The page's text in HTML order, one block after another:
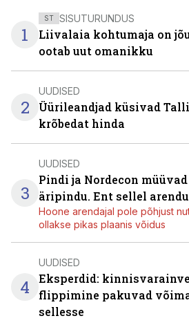
1
ST SISUTURUNDUS
Liivalaia kohtumaja on
ootab uut omanikku
2
UUDISED
Üürileandjad küsivad
krõbedat hinda
3
UUDISED
Pindi ja Nordecon
äripindu. Ent sellel
Hoone arendajal pole põhjust
ollakse pikas plaanis võidus
4
UUDISED
Eksperdid:
flippimine pakuvad
sellesse